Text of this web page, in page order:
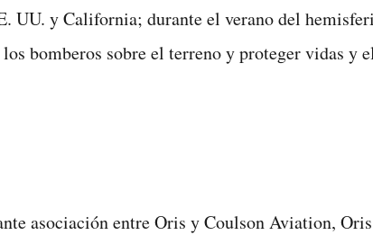
UU. y California; durante el verano del
bomberos sobre el terreno y proteger vidas y
asociación entre Oris y Coulson Aviation,